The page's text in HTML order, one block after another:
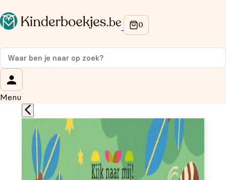
Menu
Op de hoogte blijven van onze acties?
Meld je aan voor onze nieuwsbrief en ontvang
op je eerste aankoop!
Wat is je voornaam?
Wat is je e-mailadres?*
Aanmelden
We gebruiken je gegevens om contact op te nemen, in